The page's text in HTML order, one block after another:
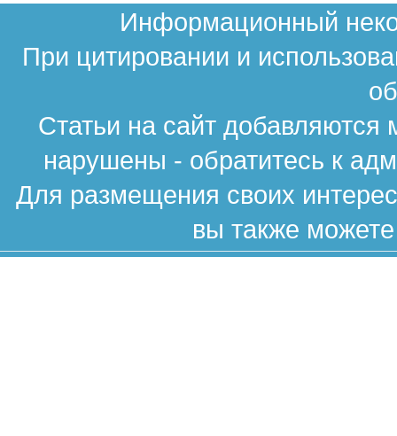
Информационный
При цитировании и
Статьи на сайт
нарушены - обратитесь к
Для размещения своих
вы также